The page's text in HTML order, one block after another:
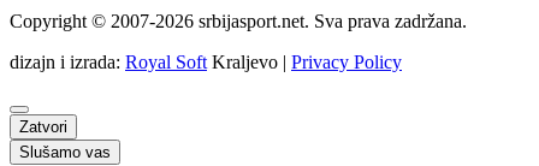
Copyright © 2007-2026 srbijasport.net. Sva prava zadržana.
dizajn i izrada: Royal Soft Kraljevo | Privacy Policy
Zatvori
Slušamo vas